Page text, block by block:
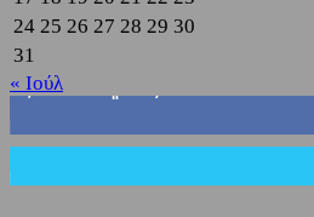
24 25 26 27 28 29 30
31
« Ιούλ
3,822